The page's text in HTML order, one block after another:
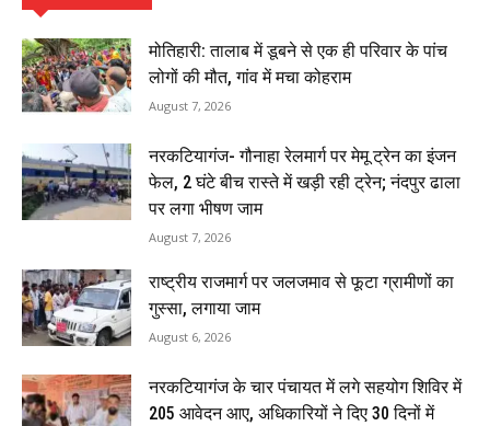
मोतिहारी: तालाब में डूबने से एक ही परिवार के पांच
लोगों की मौत, गांव में मचा कोहराम
August 7, 2026
नरकटियागंज- गौनाहा रेलमार्ग पर मेमू ट्रेन का इंजन
फेल, 2 घंटे बीच रास्ते में खड़ी रही ट्रेन; नंदपुर ढाला
पर लगा भीषण जाम
August 7, 2026
राष्ट्रीय राजमार्ग पर जलजमाव से फूटा ग्रामीणों का
गुस्सा, लगाया जाम
August 6, 2026
नरकटियागंज के चार पंचायत में लगे सहयोग शिविर में
205 आवेदन आए, अधिकारियों ने दिए 30 दिनों में